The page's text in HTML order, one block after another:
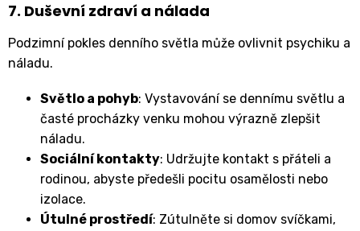
7. Duševní zdraví a nálada
Podzimní pokles denního světla může ovlivnit psychiku a
náladu.
Světlo a pohyb: Vystavování se dennímu světlu a
časté procházky venku mohou výrazně zlepšit
náladu.
Sociální kontakty: Udržujte kontakt s přáteli a
rodinou, abyste předešli pocitu osamělosti nebo
izolace.
Útulné prostředí: Zútulněte si domov svíčkami,